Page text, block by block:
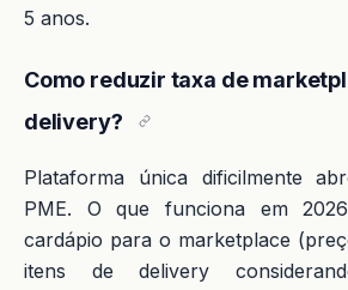
5 anos.
Como reduzir taxa de
delivery?
Plataforma única dificilmente
PME. O que funciona em
cardápio para o marketplace
itens de delivery